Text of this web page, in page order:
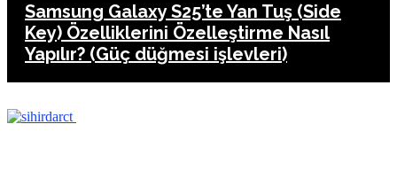
Samsung Galaxy S25’te Yan Tuş (Side
Key) Özelliklerini Özelleştirme Nasıl
Yapılır? (Güç düğmesi işlevleri)